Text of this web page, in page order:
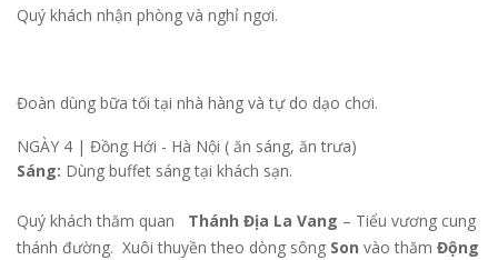
Quý khách nhận phòng và nghỉ ngơi.
Đoàn dùng bữa tối tại nhà hàng và tự do dạo chơi.
NGÀY 4 | Đồng Hới - Hà Nội ( ăn sáng, ăn trưa)
Sáng: Dùng buffet sáng tại khách sạn.
Quý khách thăm quan Thánh Địa La Vang – Tiểu vương cung
thánh đường. Xuôi thuyền theo dòng sông Son vào thăm Động